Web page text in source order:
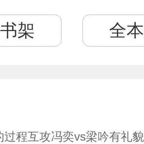
架 全
过程互攻冯奕vs梁吟有礼